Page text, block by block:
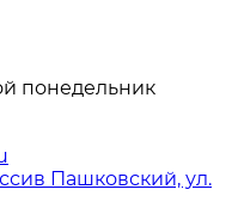
понедельник
Пашковский, ул.